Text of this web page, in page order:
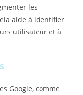
les
aide à identifier
utilisateur et à
Google, comme